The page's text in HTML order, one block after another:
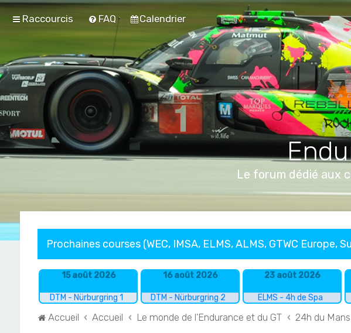
Raccourcis FAQ Calendrier
Le forum dédié aux
Prochaines courses (WEC, IMSA, ELMS, ALMS, GTWC Europe,
15 août 2026
DTM - Nürburgring 1
16 août 2026
DTM - Nürburgring 2
23 août 2026
ELMS - 4h de Spa
Accueil Accueil Le monde de l'Endurance et du GT 24h du Mans